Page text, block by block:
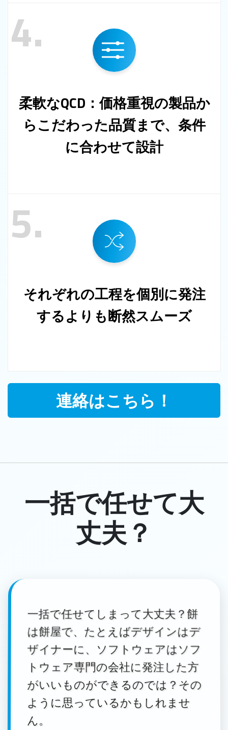
4.
柔軟なQCD：価格重視の製品か
らこだわった品質まで、条件
に合わせて設計
5.
それぞれの工程を個別に発注
するよりも断然スムーズ
連絡はこちら！
一括で任せて大
丈夫？
一括で任せてしまって大丈夫？餅
は餅屋で、たとえばデザインはデ
ザイナーに、ソフトウェアはソフ
トウェア専門の会社に発注した方
がいいものができるのでは？その
ように思っているかもしれませ
ん。